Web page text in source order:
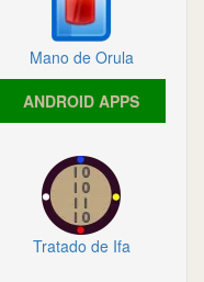
Mano de Orula
ANDROID APPS
Tratado de Ifa